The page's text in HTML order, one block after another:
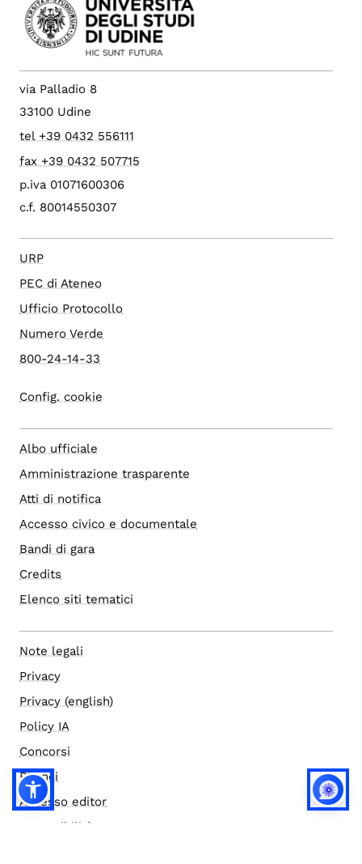
via Palladio 8
33100 Udine
tel +39 0432 556111
fax +39 0432 507715
p.iva 01071600306
c.f. 80014550307
URP
PEC di Ateneo
Ufficio Protocollo
Numero Verde
800-24-14-33
Config. cookie
Albo ufficiale
Amministrazione trasparente
Atti di notifica
Accesso civico e documentale
Bandi di gara
Credits
Elenco siti tematici
Note legali
Privacy
Privacy (english)
Policy IA
Concorsi
Bilanci
Accesso editor
Accessibilità